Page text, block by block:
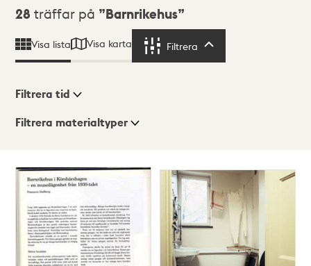
Sökresultat
28 träffar på Barnrikehus
Visa lista Visa karta Filtrera
Visningsläge
Lista
Karta
Filtrera tid
Filtrera materialtyper
träffar